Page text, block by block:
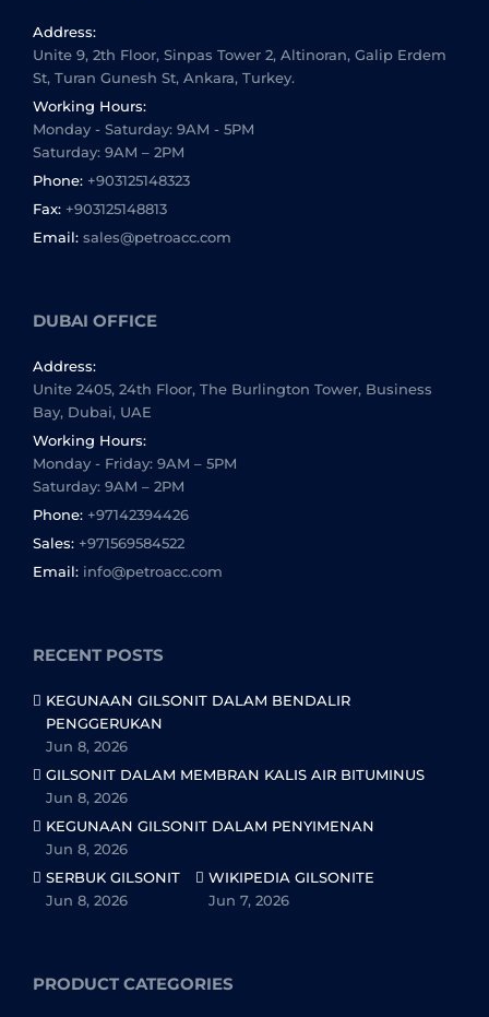
Address:
Unite 9, 2th Floor, Sinpas Tower 2, Altinoran, Galip Erdem
St, Turan Gunesh St, Ankara, Turkey.
Working Hours:
Monday - Saturday: 9AM - 5PM
Saturday: 9AM – 2PM
Phone: +903125148323
Fax: +903125148813
Email: sales@petroacc.com
DUBAI OFFICE
Address:
Unite 2405, 24th Floor, The Burlington Tower, Business
Bay, Dubai, UAE
Working Hours:
Monday - Friday: 9AM – 5PM
Saturday: 9AM – 2PM
Phone: +97142394426
Sales: +971569584522
Email: info@petroacc.com
RECENT POSTS
KEGUNAAN GILSONIT DALAM BENDALIR
PENGGERUKAN
Jun 8, 2026
GILSONIT DALAM MEMBRAN KALIS AIR BITUMINUS
Jun 8, 2026
KEGUNAAN GILSONIT DALAM PENYIMENAN
Jun 8, 2026
SERBUK GILSONIT
Jun 8, 2026
WIKIPEDIA GILSONITE
Jun 7, 2026
PRODUCT CATEGORIES